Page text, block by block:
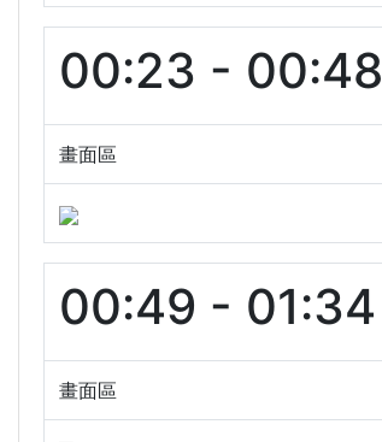
00:23 - 00:48
畫面區
00:49 - 01:34
畫面區